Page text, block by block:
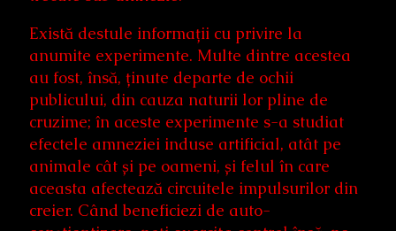
Există destule informații cu privire la
anumite experimente. Multe dintre acestea
au fost, însă, ținute departe de ochii
publicului, din cauza naturii lor pline de
cruzime; în aceste experimente s-a studiat
efectele amneziei induse artificial, atât pe
animale cât și pe oameni, și felul în care
aceasta afectează circuitele impulsurilor din
creier. Când beneficiezi de auto-